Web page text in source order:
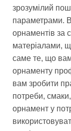
зрозумілий
параметрами.
орнаментів за
матеріалами,
саме те, що
орнаменту
вам зробити
потреби,
орнамент у